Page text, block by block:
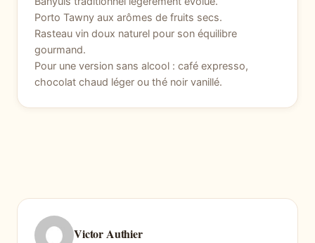
Porto Tawny aux arômes de fruits secs.
Rasteau vin doux naturel pour son équilibre
gourmand.
Pour une version sans alcool : café expresso,
chocolat chaud léger ou thé noir vanillé.
Victor Authier